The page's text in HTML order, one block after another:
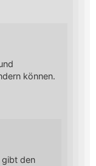
können.
gibt den